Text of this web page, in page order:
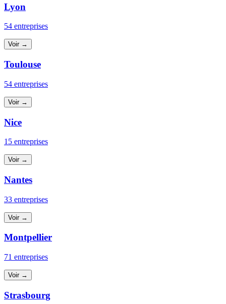
Lyon
54 entreprises
Voir →
Toulouse
54 entreprises
Voir →
Nice
15 entreprises
Voir →
Nantes
33 entreprises
Voir →
Montpellier
71 entreprises
Voir →
Strasbourg